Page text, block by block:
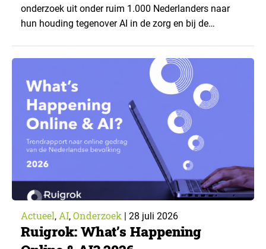
onderzoek uit onder ruim 1.000 Nederlanders naar
hun houding tegenover AI in de zorg en bij de
toepassingen, en waar trekken zij een grens? Dit
artikel is aangeleverd door kennispartner Miles
Research. ▼ De uitkomsten zijn…
Actueel, AI, Onderzoek | 28 juli 2026
Ruigrok: What’s Happening